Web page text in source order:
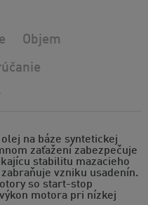
na báze syntetickej
zaťažení zabezpečuje
stabilitu mazacieho
vzniku usadenín.
so start-stop
motora pri nízkej
Objem